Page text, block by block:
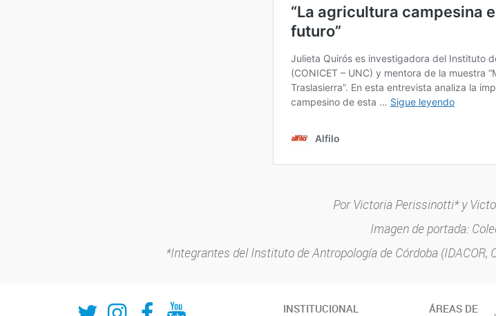
Por Victoria Perissinotti* y
Imagen de portada:
*Integrantes del Instituto de Antropología de Córdoba (IDACOR,
Twitter
Instagram
Fecebook
Youtube INSTITUCIONAL
ÁREAS DE